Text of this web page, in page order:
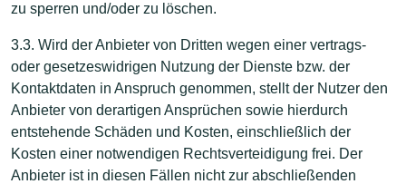
zu sperren und/oder zu löschen.
3.3. Wird der Anbieter von Dritten wegen einer vertrags-
oder gesetzeswidrigen Nutzung der Dienste bzw. der
Kontaktdaten in Anspruch genommen, stellt der Nutzer den
Anbieter von derartigen Ansprüchen sowie hierdurch
entstehende Schäden und Kosten, einschließlich der
Kosten einer notwendigen Rechtsverteidigung frei. Der
Anbieter ist in diesen Fällen nicht zur abschließenden